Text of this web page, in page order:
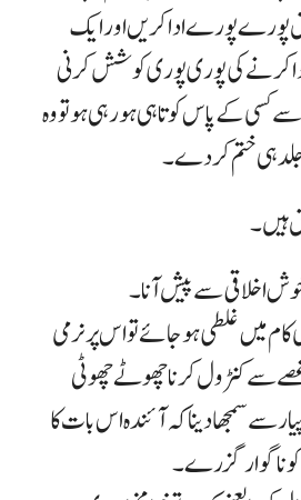
پورے ادا کریں اور ایک
نے کی پوری پوری کوشش کرنی
کسی کے پاس کوتاہی ہو رہی ہو تو وہ
ہی ختم کر دے ۔
ہیں ۔
کام میں غلطی ہو جائے تو اس پر نرمی
سے کنٹرول کرنا چھوٹے چھوٹی
سے سمجھا دینا کہ آئندہ اس بات کا
ناگوار گزرے ۔